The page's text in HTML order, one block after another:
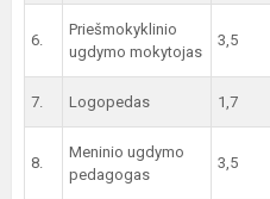
6.
Priešmokyklinio
ugdymo mokytojas
3,5
7. Logopedas 1,7
8.
Meninio ugdymo
pedagogas
3,5